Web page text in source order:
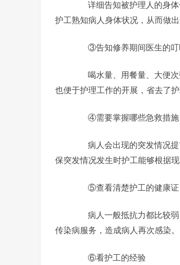
详细告知被护理人的身体
护工熟知病人身体状况，从而做出
③告知修养期间医生的叮
喝水量、用餐量、大便次
也便于护理工作的开展，省去了
④需要掌握哪些急救措施
病人会出现的突发情况提
保突发情况发生时护工能够根据
⑤查看清楚护工的健康证
病人一般抵抗力都比较弱
传染病服务，造成病人再次感染。
⑥看护工的经验